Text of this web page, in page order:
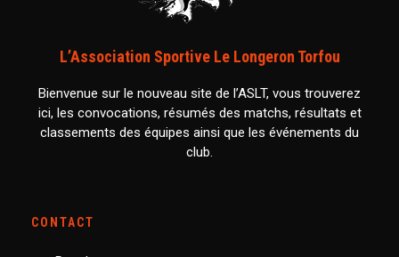
L’Association Sportive Le Longeron Torfou
Bienvenue sur le nouveau site de l’ASLT, vous trouverez
ici, les convocations, résumés des matchs, résultats et
classements des équipes ainsi que les événements du
club.
CONTACT